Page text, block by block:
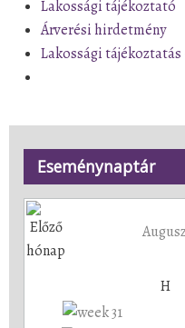
Lakossági tájékoztató
Árverési hirdetmény
Lakossági
Eseménynaptár
H